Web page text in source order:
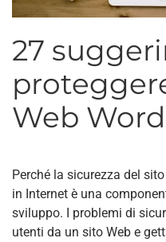
27
Web
Perché la sicurezza del
in Internet è una
sviluppo. I problemi di
utenti da un sito Web e